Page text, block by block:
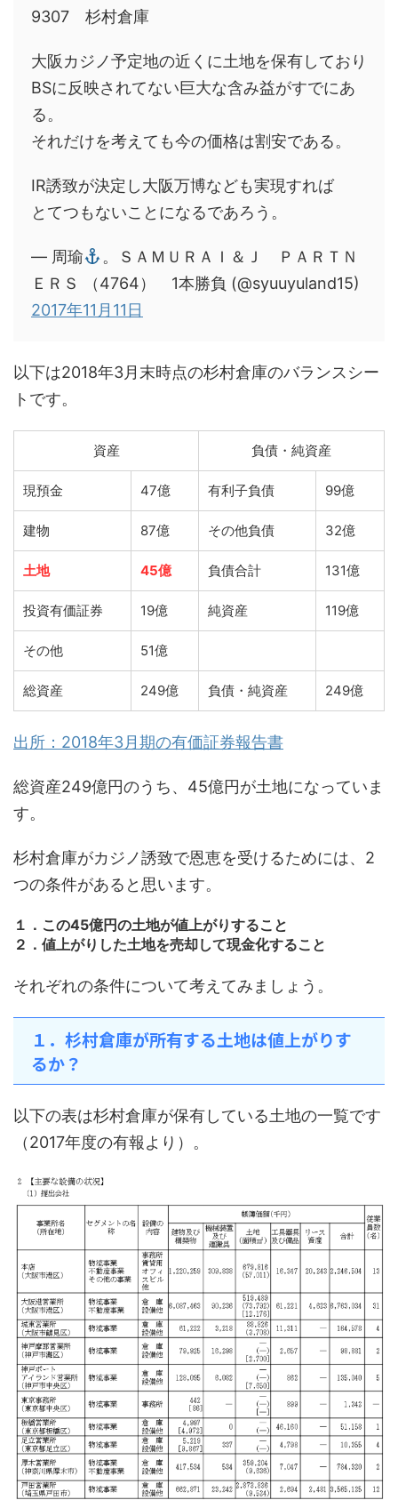
9307 杉村倉庫
大阪カジノ予定地の近くに土地を保有しており
BSに反映されてない巨大な含み益がすでにあ
る。
それだけを考えても今の価格は割安である。
IR誘致が決定し大阪万博なども実現すれば
とてつもないことになるであろう。
— 周瑜
。ＳＡＭＵＲＡＩ＆Ｊ ＰＡＲＴＮ
ＥＲＳ （4764） 1本勝負 (@syuuyuland15)
2017年11月11日
以下は2018年3月末時点の杉村倉庫のバランスシー
トです。
資産 負債・純資産
現預金 47億 有利子負債 99億
建物 87億 その他負債 32億
土地 45億 負債合計 131億
投資有価証券 19億 純資産 119億
その他 51億
総資産 249億 負債・純資産 249億
出所：2018年3月期の有価証券報告書
総資産249億円のうち、45億円が土地になっていま
す。
杉村倉庫がカジノ誘致で恩恵を受けるためには、2
つの条件があると思います。
１．この45億円の土地が値上がりすること
２．値上がりした土地を売却して現金化すること
それぞれの条件について考えてみましょう。
１．杉村倉庫が所有する土地は値上がりす
るか？
以下の表は杉村倉庫が保有している土地の一覧です
（2017年度の有報より）。